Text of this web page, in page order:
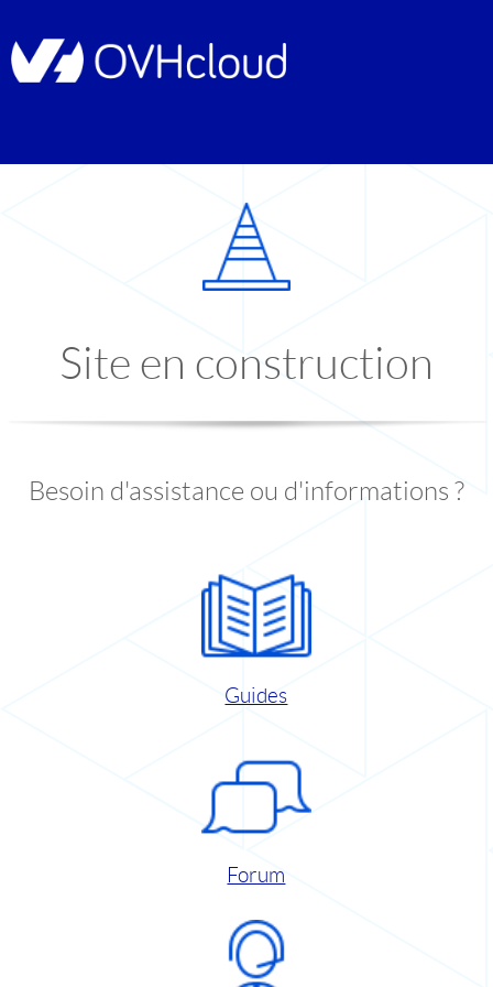
Site en construction
Besoin d'assistance ou d'informations ?
Guides
Forum